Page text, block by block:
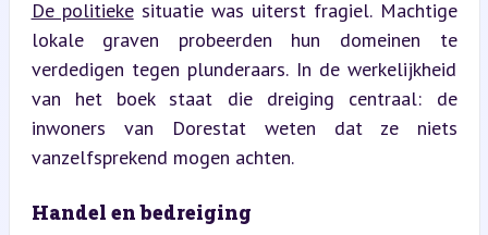
De politieke situatie was uiterst fragiel. Machtige
lokale graven probeerden hun domeinen te
verdedigen tegen plunderaars. In de werkelijkheid
van het boek staat die dreiging centraal: de
inwoners van Dorestat weten dat ze niets
vanzelfsprekend mogen achten.
Handel en bedreiging